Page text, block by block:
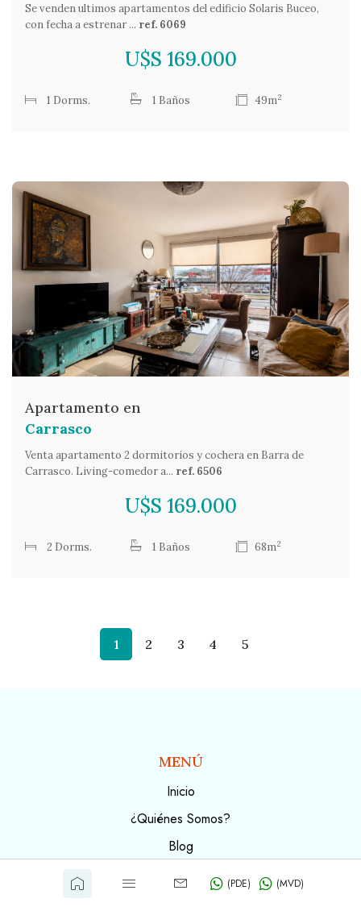
Se venden ultimos apartamentos del edificio Solaris Buceo,
con fecha a estrenar ... ref. 6069
U$S 169.000
1 Dorms. 1 Baños 49m2
Apartamento en
Carrasco
Venta apartamento 2 dormitorios y cochera en Barra de
Carrasco. Living-comedor a... ref. 6506
U$S 169.000
2 Dorms. 1 Baños 68m2
1 2 3 4 5
MENÚ
Inicio
¿Quiénes Somos?
Blog
(PDE) (MVD)